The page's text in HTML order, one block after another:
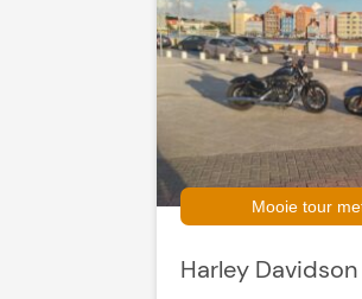
Mooie tour
Harley Davidson